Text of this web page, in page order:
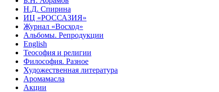
Н.Д. Спирина
ИЦ «РОССАЗИЯ»
Журнал «Восход»
Альбомы. Репродукции
English
Теософия и религии
Философия. Разное
Художественная литература
Аромамасла
Акции